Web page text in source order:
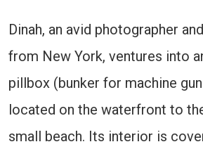
Dinah, an avid photographer
from New York, ventures into
pillbox (bunker for machine
located on the waterfront to
small beach. Its interior is